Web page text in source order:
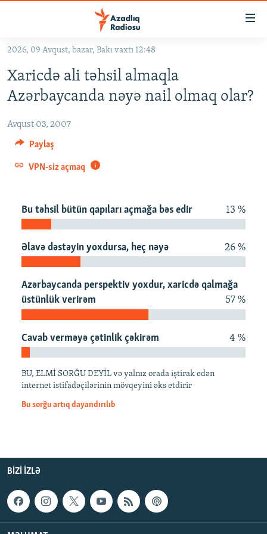
Əsas
qayıt
Əsas
naviqasiyaya
qayıt
Axtarışa
KORRUPSIOMETR
#ƏSLINDƏ
FƏRQƏ BAX
QANUNI DOĞRU
MULTIMEDIA
FOTOQALEREYA
İNFOQRAFIKA
KARIKATURA
OXU ZALI
AZƏRBAYCAN ƏDƏBIYYATI KITABXANASI
İSLAM VƏ DEMOKRATIYA
İZ - MƏDƏNIYYƏT PROQRAMI
HAQQIMIZDA
MISSIYAMIZ
PEŞƏ ETIKASI VƏ JURNALISTIKA STANDARTLARIMIZ
MATERIALLARIMIZDAN ISTIFADƏ
AZADLIQRADIOSU MOBIL TELEFONUNUZDA
XƏBƏR BÜLLETENLƏRIMIZ
BIZI IZLƏ
RFE/RL-in bütün saytları
2026, 09 Avqust, bazar, Bakı vaxtı 12:48
Xaricdə ali təhsil almaqla
Azərbaycanda nəyə nail olmaq olar?
Avqust 03, 2007
Paylaş
VPN-siz açmaq
Bu təhsil bütün qapıları açmağa bəs edir 13 %
Əlavə dəstəyin yoxdursa, heç nəyə 26 %
Azərbaycanda perspektiv yoxdur, xaricdə qalmağa
üstünlük verirəm
57 %
Cavab verməyə çətinlik çəkirəm 4 %
BU, ELMİ SORĞU DEYİL və yalnız orada iştirak edən
internet istifadəçilərinin mövqeyini əks etdirir
Bu sorğu artıq dayandırılıb
BIZI IZLƏ